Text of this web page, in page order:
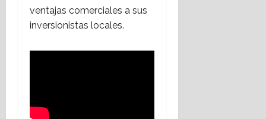
ventajas comerciales a sus
inversionistas locales.